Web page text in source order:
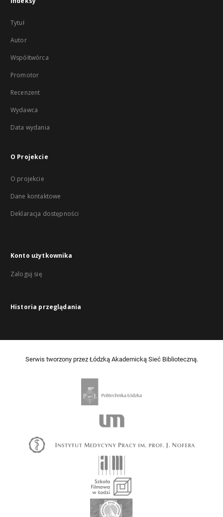
Tytuł
Autor
Współtwórca
Promotor
Recenzent
Wydawca
Data wydania
O Projekcie
O projekcie
Dane kontaktowe
Deklaracja dostępności
Konto użytkownika
Zaloguj się
Historia przeglądania
Serwis tworzony przez Łódzką Akademicką Sieć Biblioteczną.